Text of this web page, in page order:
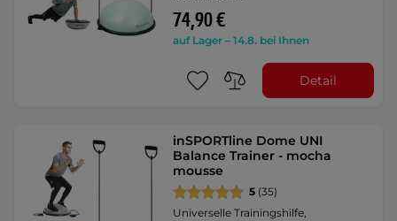
74,90 €
auf Lager – 14.8. bei Ihnen
Detail
inSPORTline Dome UNI
Balance Trainer - mocha
mousse
5 (35)
Universelle Trainingshilfe,